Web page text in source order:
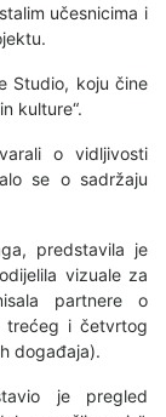
učesnicima i
Studio, koju čine
kulture“.
o vidljivosti
se o sadržaju
predstavila je
vizuale za
partnere o
trećeg i četvrtog
događaja).
je pregled